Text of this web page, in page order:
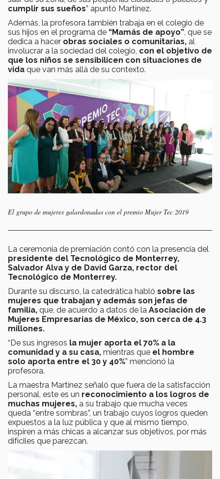
cumplir sus sueños” apuntó Martínez.
Además, la profesora también trabaja en el colegio de
sus hijos en el programa de “Mamás de apoyo” , que se
dedica a hacer obras sociales o comunitarias, al
involucrar a la sociedad del colegio, con el objetivo de
que los niños se sensibilicen con situaciones de
vida que van más allá de su contexto.
El grupo de mujeres galardonadas con el premio Mujer Tec 2019
La ceremonia de premiación contó con la presencia del
presidente del Tecnológico de Monterrey,
Salvador Alva y de David Garza, rector del
Tecnológico de Monterrey.
Durante su discurso, la catedrática habló sobre las
mujeres que trabajan y además son jefas de
familia, que, de acuerdo a datos de la Asociación de
Mujeres Empresarias de México, son cerca de 4.3
millones.
“De sus ingresos la mujer aporta el 70% a la
comunidad y a su casa, mientras que el hombre
solo aporta entre el 30 y 40%” mencionó la
profesora.
La maestra Martínez señaló que fuera de la satisfacción
personal, este es un reconocimiento a los logros de
muchas mujeres, a su trabajo que mucha veces
queda “entre sombras”, un trabajo cuyos logros queden
expuestos a la luz pública y que al mismo tiempo,
inspiren a más chicas a alcanzar sus objetivos, por más
difíciles que parezcan.